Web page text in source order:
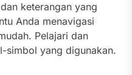
keterangan yang
Anda menavigasi
Pelajari dan
simbol yang digunakan.